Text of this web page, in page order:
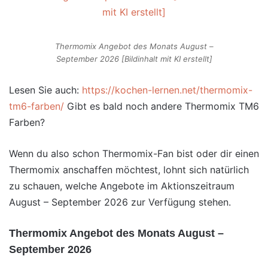
Thermomix Angebot des Monats August –
September 2026 [Bildinhalt mit KI erstellt]
Lesen Sie auch: https://kochen-lernen.net/thermomix-
tm6-farben/ Gibt es bald noch andere Thermomix TM6
Farben?
Wenn du also schon Thermomix-Fan bist oder dir einen
Thermomix anschaffen möchtest, lohnt sich natürlich
zu schauen, welche Angebote im Aktionszeitraum
August – September 2026 zur Verfügung stehen.
Thermomix Angebot des Monats August –
September 2026